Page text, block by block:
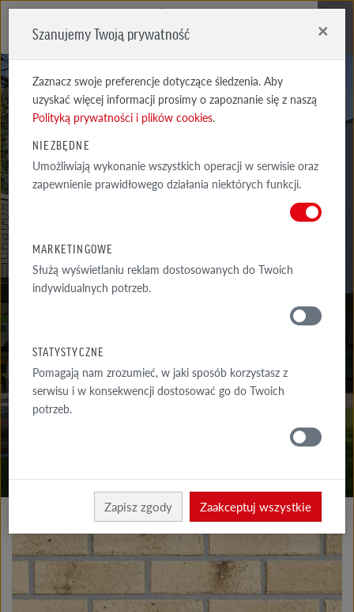
MANUS
GDZIE
Szanujemy Twoją prywatność ×
Zaznacz swoje preferencje dotyczące śledzenia. Aby
uzyskać więcej informacji prosimy o zapoznanie się z naszą
Polityką prywatności i plików cookies.
NIEZBĘDNE
Umożliwiają wykonanie wszystkich operacji w serwisie oraz
zapewnienie prawidłowego działania niektórych funkcji.
MARKETINGOWE
Służą wyświetlaniu reklam dostosowanych do Twoich
indywidualnych potrzeb.
STATYSTYCZNE
Pomagają nam zrozumieć, w jaki sposób korzystasz z
serwisu i w konsekwencji dostosować go do Twoich
potrzeb.
Zapisz zgody Zaakceptuj wszystkie